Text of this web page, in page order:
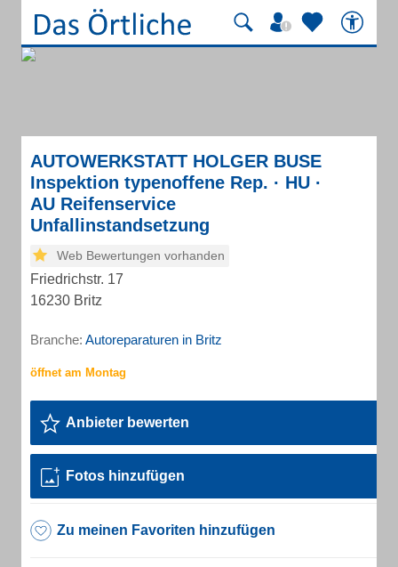
AUTOWERKSTATT HOLGER BUSE
Inspektion typenoffene Rep. · HU ·
AU Reifenservice
Unfallinstandsetzung
Web Bewertungen vorhanden
Friedrichstr. 17
16230 Britz
Branche: Autoreparaturen in Britz
Anbieter bewerten
Fotos hinzufügen
Zu meinen Favoriten hinzufügen